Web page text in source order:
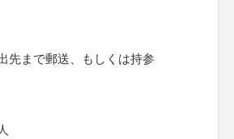
先まで郵送、もしくは持参